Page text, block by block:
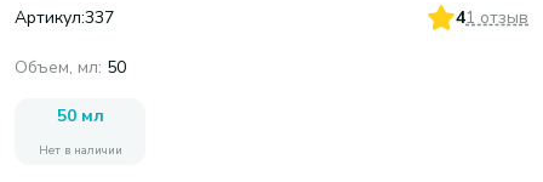
Артикул:337 41 отзыв
Объем, мл: 50
50 мл
Нет в наличии